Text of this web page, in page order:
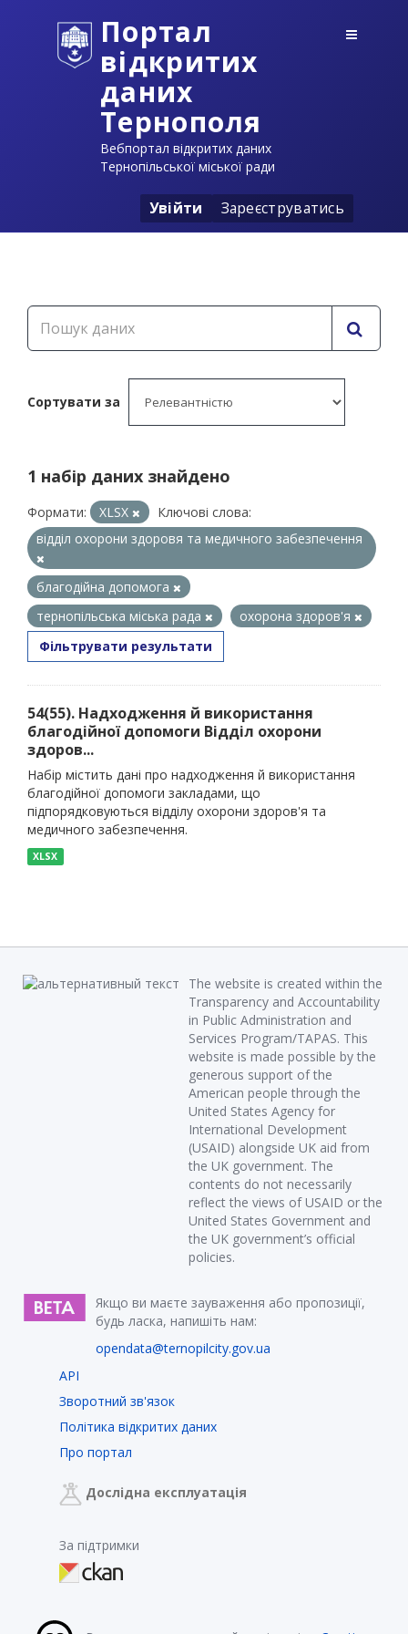
Портал
відкритих
даних
Тернополя
Вебпортал відкритих даних
Тернопільської міської ради
Увійти Зареєструватись
Сортувати за
1 набір даних знайдено
Формати: XLSX
Ключові слова:
відділ охорони здоровя та медичного забезпечення
благодійна допомога
тернопільська міська рада
охорона здоров'я
Фільтрувати результати
54(55). Надходження й використання
благодійної допомоги Відділ охорони
здоров...
Набір містить дані про надходження й використання
благодійної допомоги закладами, що
підпорядковуються відділу охорони здоров'я та
медичного забезпечення.
XLSX
The website is created within the
Transparency and Accountability
in Public Administration and
Services Program/TAPAS. This
website is made possible by the
generous support of the
American people through the
United States Agency for
International Development
(USAID) alongside UK aid from
the UK government. The
contents do not necessarily
reflect the views of USAID or the
United States Government and
the UK government’s official
policies.
Якщо ви маєте зауваження або пропозиції,
будь ласка, напишіть нам:
opendata@ternopilcity.gov.ua
API
Зворотний зв'язок
Політика відкритих даних
Про портал
Дослідна експлуатація
За підтримки